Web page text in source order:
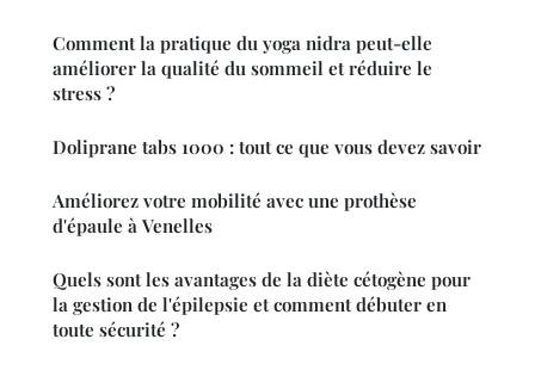
Comment la pratique du yoga nidra peut-elle
améliorer la qualité du sommeil et réduire le
stress ?
Doliprane tabs 1000 : tout ce que vous devez savoir
Améliorez votre mobilité avec une prothèse
d'épaule à Venelles
Quels sont les avantages de la diète cétogène pour
la gestion de l'épilepsie et comment débuter en
toute sécurité ?